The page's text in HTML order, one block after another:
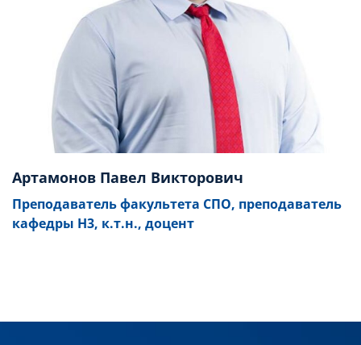
Артамонов Павел Викторович
Преподаватель факультета СПО, преподаватель
кафедры Н3, к.т.н., доцент